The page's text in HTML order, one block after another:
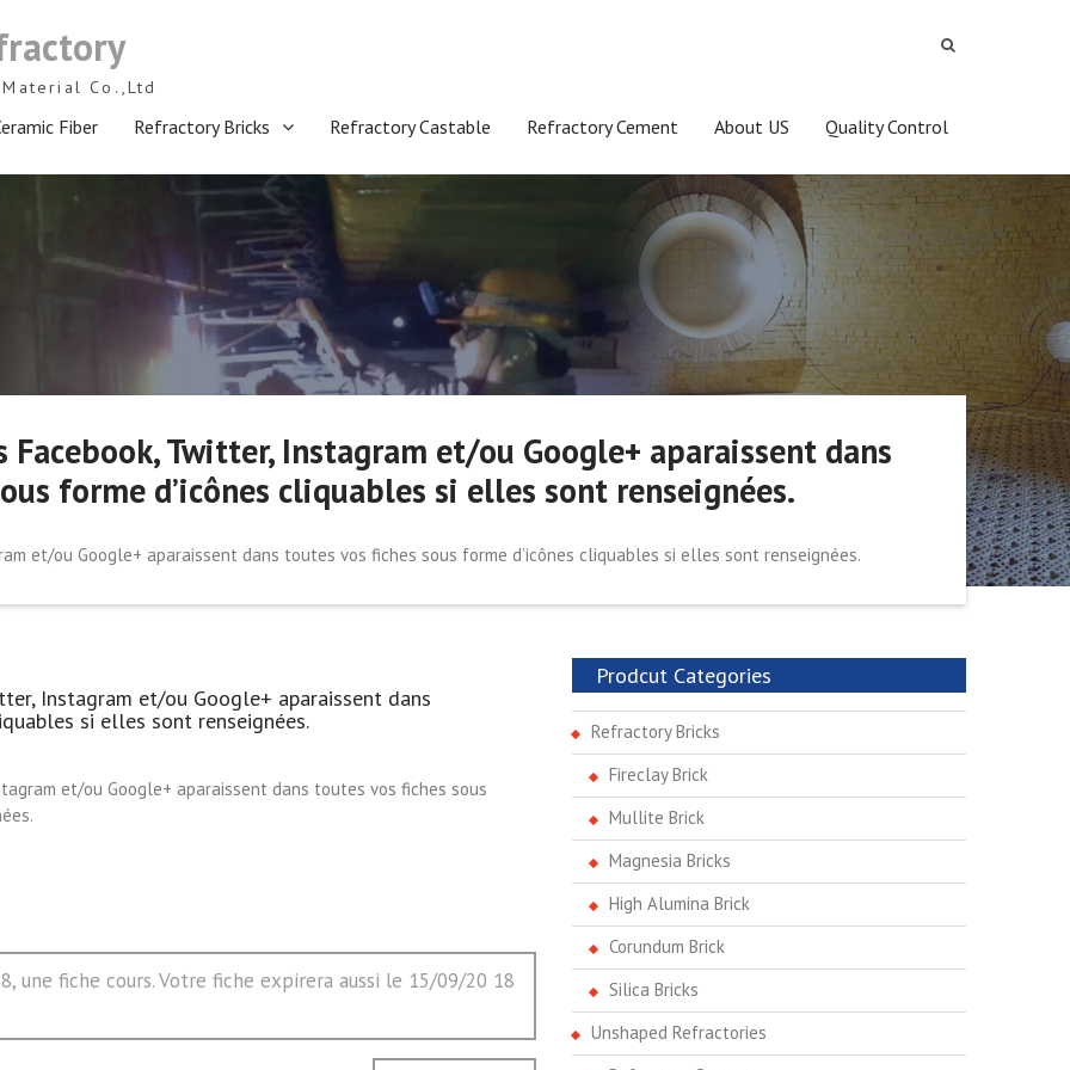
Co.,Ltd
Fiber Refractory Bricks Refractory Castable Refractory Cement About US Quality Control
Facebook, Twitter, Instagram et/ou Google+ aparaissent dans
forme d’icônes cliquables si elles sont renseignées.
et/ou Google+ aparaissent dans toutes vos fiches sous forme d’icônes cliquables si elles sont renseignées.
Instagram et/ou Google+ aparaissent dans
si elles sont renseignées.
et/ou Google+ aparaissent dans toutes vos fiches sous
une fiche cours. Votre fiche expirera aussi le 15/09/20 18
Prodcut Categories
Refractory Bricks
Fireclay Brick
Mullite Brick
Magnesia Bricks
High Alumina Brick
Corundum Brick
Silica Bricks
Unshaped Refractories